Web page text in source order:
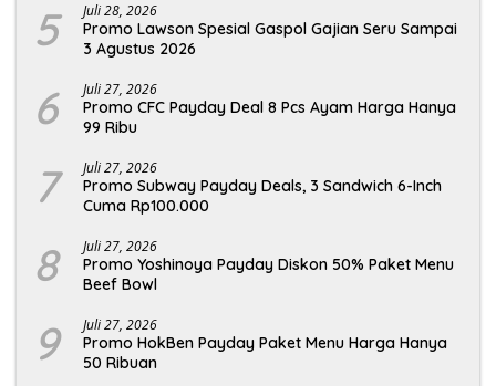
5 Juli 28, 2026
Promo Lawson Spesial Gaspol Gajian Seru Sampai
3 Agustus 2026
6 Juli 27, 2026
Promo CFC Payday Deal 8 Pcs Ayam Harga Hanya
99 Ribu
7 Juli 27, 2026
Promo Subway Payday Deals, 3 Sandwich 6-Inch
Cuma Rp100.000
8 Juli 27, 2026
Promo Yoshinoya Payday Diskon 50% Paket Menu
Beef Bowl
9 Juli 27, 2026
Promo HokBen Payday Paket Menu Harga Hanya
50 Ribuan